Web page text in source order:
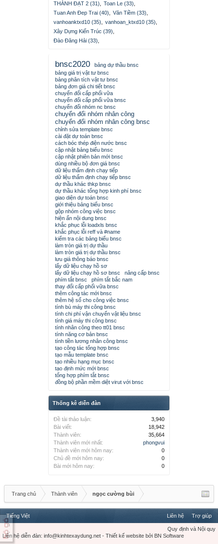
THÀNH ĐẠT 2 (31)
Toan Le (33)
Tuan Anh Đep Trai (40)
Văn Tiềm (33)
vanhoanktxd10 (35)
vanhoan_ktxd10 (35)
Xây Dựng Kiến Trúc (39)
Đào Đăng Hải (33)
bnsc2020
bảng dự thầu bnsc
bảng giá trị vật tư bnsc
bảng phân tích vật tư bnsc
bảng đơn giá chi tiết bnsc
chuyển đổi cấp phối vữa
chuyển đổi cấp phối vữa bnsc
chuyển đổi nhóm nc bnsc
chuyển đổi nhóm nhân công
chuyển đổi nhóm nhân công bnsc
chỉnh sửa template bnsc
cài đặt dự toán bnsc
cách bóc thép điện nước bnsc
cập nhật bảng biểu bnsc
cập nhật phiên bản mới bnsc
dùng nhiều bộ đơn giá bnsc
dữ liệu thẩm định chạy tiếp
dữ liệu thẩm định chạy tiếp bnsc
dự thầu khác thkp bnsc
dự thầu khác tổng hợp kinh phí bnsc
giao diện dự toán bnsc
giới thiệu bảng biểu bnsc
gộp nhóm công việc bnsc
hiện ẩn nội dung bnsc
khắc phục lỗi loadxls bnsc
khắc phục lỗi reff và #name
kiểm tra các bảng biểu bnsc
làm tròn giá trị dự thầu
làm tròn giá trị dự thầu bnsc
lưu giá thông báo bnsc
lấy dữ liệu chạy hồ sơ
lấy dữ liệu chạy hồ sơ bnsc
nâng cấp bnsc
phím tắt bnsc
phím tắt bắc nam
thay đổi cấp phối vữa bnsc
thêm công tác mới bnsc
thêm hệ số cho công việc bnsc
tính bù máy thi công bnsc
tính chi phí vận chuyển vật liệu bnsc
tính giá máy thi công bnsc
tính nhân công theo tt01 bnsc
tính năng cơ bản bnsc
tính tiền lương nhân công bnsc
tạo công tác tổng hợp bnsc
tạo mẫu template bnsc
tạo nhiều hạng mục bnsc
tạo định mức mới bnsc
tổng hợp phím tắt bnsc
đồng bộ phần mềm diệt virut với bnsc
Thống kê diễn đàn
Đề tài thảo luận:
3,940
Bài viết:
18,942
Thành viên:
35,664
Thành viên mới nhất:
phongvui
Thành viên mới hôm nay:
0
Chủ đề mới hôm nay:
0
Bài mới hôm nay:
0
Trang chủ Thành viên ngọc cường bùi
Tiếng Việt Liên hệ Trợ giúp
Quy định và Nội quy
Liên hệ diễn đàn: info@kinhtexaydung.net - Thiết kế website bởi BN Software